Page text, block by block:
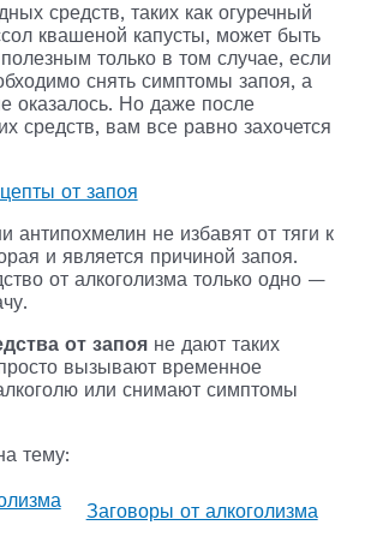
средств, таких как огуречный
квашеной капусты, может быть
только в том случае, если
снять симптомы запоя, а
оказалось. Но даже после
средств, вам все равно захочется
антипохмелин не избавят от тяги к
и является причиной запоя.
от алкоголизма только одно —
от запояне дают таких
вызывают временное
или снимают симптомы
тему:
Заговоры от алкоголизма